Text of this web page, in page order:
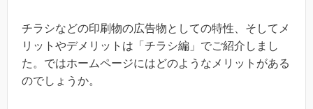
チラシなどの印刷物の広告物としての特性、そしてメ
リットやデメリットは「チラシ編」でご紹介しまし
た。ではホームページにはどのようなメリットがある
のでしょうか。